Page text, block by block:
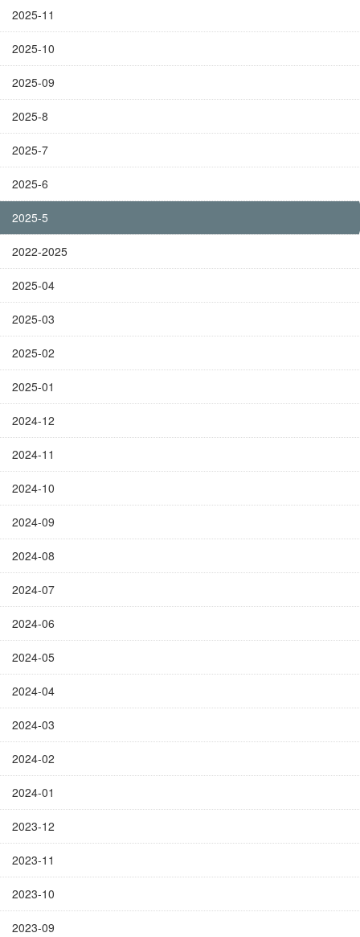
2025-11
2025-10
2025-09
2025-8
2025-7
2025-6
2025-5
2022-2025
2025-04
2025-03
2025-02
2025-01
2024-12
2024-11
2024-10
2024-09
2024-08
2024-07
2024-06
2024-05
2024-04
2024-03
2024-02
2024-01
2023-12
2023-11
2023-10
2023-09